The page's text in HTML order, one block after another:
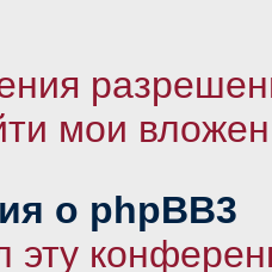
мои
о phpBB3
эту